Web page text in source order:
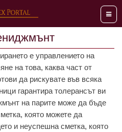
Меню
е управлението на
на това, каква част от
да рискувате във всяка
гарантира толерансът ви
на парите може да бъде
която можете да
и неуспешна сметка, която